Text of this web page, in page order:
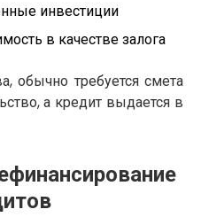
инвестиции
в качестве залога
обычно требуется смета
а кредит выдается в